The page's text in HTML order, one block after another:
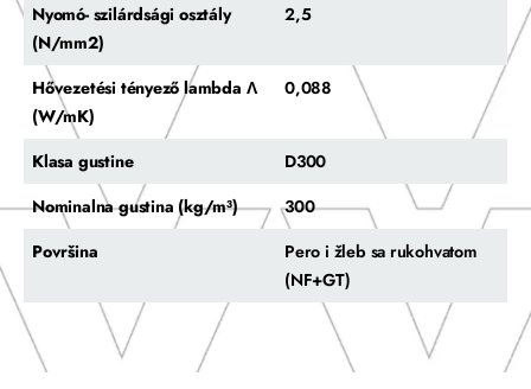
Nyomó- szilárdsági osztály
(N/mm2)
2,5
Hővezetési tényező lambda Λ
(W/mK)
0,088
Klasa gustine
D300
Nominalna gustina (kg/m³)
300
Površina
Pero i žleb sa rukohvatom
(NF+GT)